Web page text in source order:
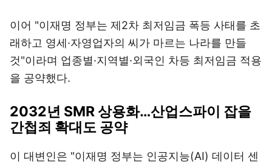
이어 "이재명 정부는 제2차 최저임금 폭등 사태를 초
래하고 영세·자영업자의 씨가 마르는 나라를 만들
것"이라며 업종별·지역별·외국인 차등 최저임금 적용
을 공약했다.
2032년 SMR 상용화…산업스파이 잡을
간첩죄 확대도 공약
이 대변인은 "이재명 정부는 인공지능(AI) 데이터 센